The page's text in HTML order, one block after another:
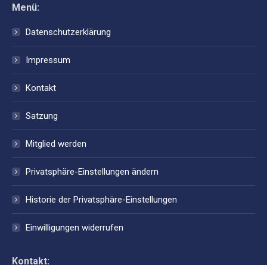
Menü:
Datenschutzerklärung
Impressum
Kontakt
Satzung
Mitglied werden
Privatsphäre-Einstellungen ändern
Historie der Privatsphäre-Einstellungen
Einwilligungen widerrufen
Kontakt: